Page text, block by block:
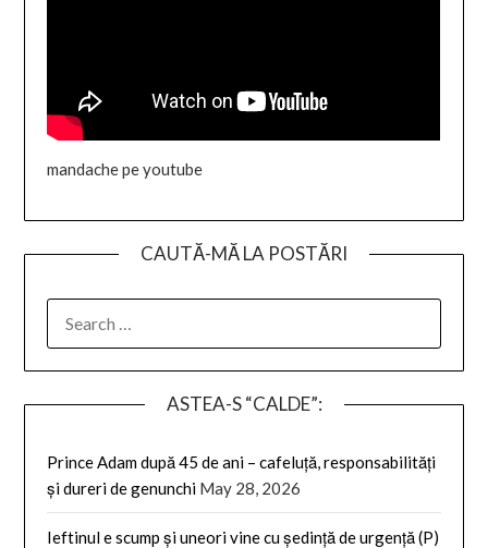
mandache pe youtube
CAUTĂ-MĂ LA POSTĂRI
FOR:
ASTEA-S “CALDE”:
Prince Adam după 45 de ani – cafeluță, responsabilități
și dureri de genunchi May 28, 2026
Ieftinul e scump și uneori vine cu ședință de urgență (P)